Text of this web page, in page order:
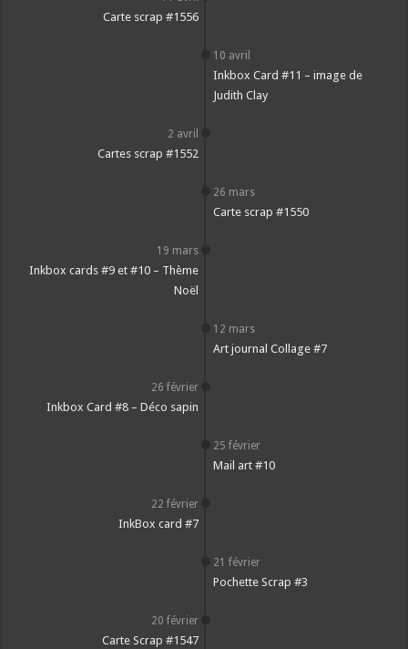
Carte scrap #1556
10 avril
Inkbox Card #11 – image de
Judith Clay
2 avril
Cartes scrap #1552
26 mars
Carte scrap #1550
19 mars
Inkbox cards #9 et #10 – Thème
Noël
12 mars
Art journal Collage #7
26 février
Inkbox Card #8 – Déco sapin
25 février
Mail art #10
22 février
InkBox card #7
21 février
Pochette Scrap #3
20 février
Carte Scrap #1547